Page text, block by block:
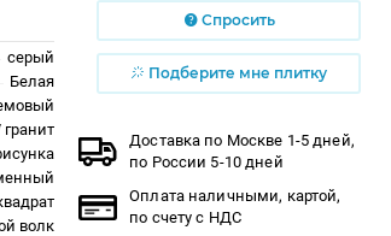
серый
Белая
волк
Спросить
Подберите мне плитку
Доставка по Москве 1-5 дней,
по России 5-10 дней
Оплата наличными, картой,
по счету с НДС